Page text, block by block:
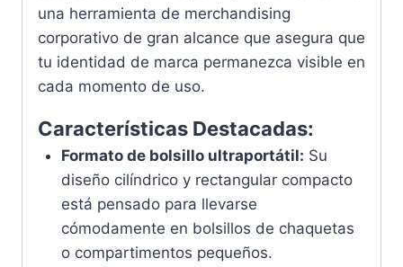
una herramienta de merchandising
corporativo de gran alcance que asegura que
tu identidad de marca permanezca visible en
cada momento de uso.
Características Destacadas:
Formato de bolsillo ultraportátil: Su
diseño cilíndrico y rectangular compacto
está pensado para llevarse
cómodamente en bolsillos de chaquetas
o compartimentos pequeños.